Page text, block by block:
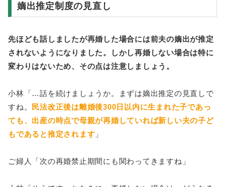
嫡出推定制度の見直し
先ほども話しましたが再婚した場合には前夫の嫡出が推定
されないようになりました。しかし再婚しない場合は特に
変わりはないため、その点は注意しましょう。
小林「…話を続けましょうか。まずは嫡出推定の見直しで
すね。
民法改正後は離婚後300日以内に生まれた子であっ
ても、出産の時点で母親が再婚していれば新しい夫の子ど
もであると推定されます 」
ご婦人「次の再婚禁止期間にも関わってきますね」